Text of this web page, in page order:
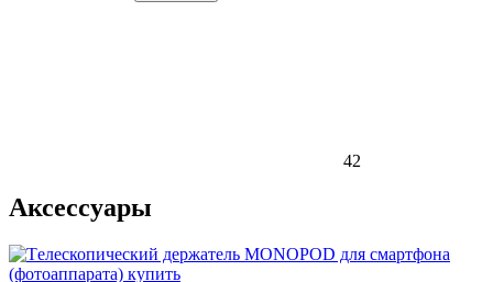
42
Аксессуары